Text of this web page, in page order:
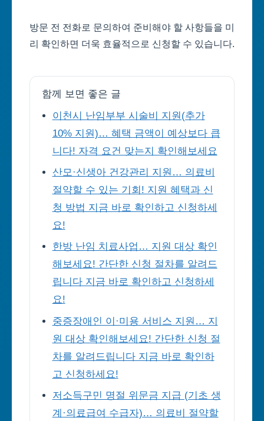
방문 전 전화로 문의하여 준비해야 할 사항들을 미
리 확인하면 더욱 효율적으로 신청할 수 있습니다.
함께 보면 좋은 글
이천시 난임부부 시술비 지원(추가
10% 지원)… 혜택 금액이 예상보다 큽
니다! 자격 요건 맞는지 확인해보세요
산모·신생아 건강관리 지원… 의료비
절약할 수 있는 기회! 지원 혜택과 신
청 방법 지금 바로 확인하고 신청하세
요!
한방 난임 치료사업… 지원 대상 확인
해보세요! 간단한 신청 절차를 알려드
립니다 지금 바로 확인하고 신청하세
요!
중증장애인 이·미용 서비스 지원… 지
원 대상 확인해보세요! 간단한 신청 절
차를 알려드립니다 지금 바로 확인하
고 신청하세요!
저소득구민 명절 위문금 지급 (기초 생
계·의료급여 수급자)… 의료비 절약할